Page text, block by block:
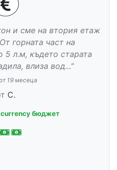
и сме на втория етаж
горната част на
5 л.м, където старата
влиза вод..."
19 месеца
С.
бюджет